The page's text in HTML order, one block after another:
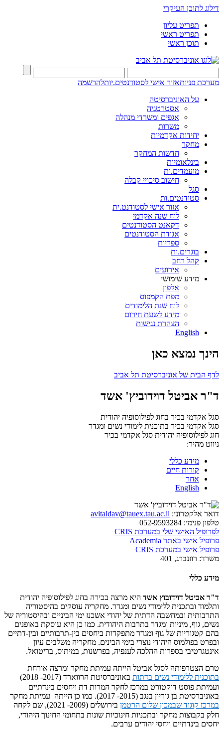
דילוג לתוכן העיקרי
תפריט עליון
תפריט ראשי
תוכן ראשי
מערכת פניותאזור אישי לסטודנטים.יותלהרשמה
על האוניברסיטה
אסטרטגיה
אגפים ומשרדי מנהלה
משרות
יחידות אקדמיות
מחקר
חדשות המחקר
בינלאומיות
מועמדים.ות
חישוב סיכויי קבלה
סגל
סטודנטים.ות
אזור אישי לסטודנט.ית
לוח שנה אקדמי
דקאנט הסטודנטים
אגודת הסטודנטים
ספריות
בוגרים.ות
קהל רחב
אירועים
מידע שימושי
אלפון
מפת הקמפוס
לוח שנת הלימודים
מידע לשעת חירום
הצהרת נגישות
English
הינך נמצא כאן
לדף הבית של אוניברסיטת תל אביב
ד"ר אביטל דוידוביץ' אשד
סגל אקדמי בכיר בחוג לפילוסופיה יהודית
סגל אקדמי בכיר בתוכנית לימודי נשים ומגדר
חוג לפילוסופיה יהודית סגל אקדמי בכיר
ניווט מהיר:
מידע כללי
קורות חיים
אחר
English
דואר אלקטרוני: avitaldav@tauex.tau.ac.il
טלפון פנימי:
לפרופיל האישי שלי במערכת CRIS
פרופיל אישי באתר Academia
פרופיל אישי במערכת CRIS
משרד: רוזנברג, 401
מידע כללי
ד"ר אביטל דוידובוץ אשד היא מרצה בכירה בחוג לפילוסופיה יהודית
ותלמוד ובתכנית ללימודי נשים ומגדר. מחקריה עוסקים בהיסטוריה
התרבותית ובמחשבה הדתית של יהודי אשכנז ימי הביניים ובהיסטוריה של
נשים, גוף, מיניות ומגדר בתרבות היהודית. כמו כן היא עוסקת באופנים
בהם קטגוריות של גוף ומגדר מתפקדות ביחסים בין-תרבותיים ובין-דתיים
ובפרט בפולמוס היהודי נוצרי בימי הבינים. מחקריה משלבים עיון
אינטגרטיבי בספרות ההלכה לענפיה, בפרשנות, במיתוס, בריטואל.
טרם הצטרפותה לסגל אביטל הייתה עמיתת מחקר ומרצה אורחת
בתוכנית ללימודי נשים בדתות
באוניברסיטת הרווארד (2017- 2018)
ועמיתת פוסט דוקטורט במרכז לחקר המרות דת ויחסים בינדתיים
באוניברסיטת בן גוריון בנגב (2015- 2017). כמו כן הייתה עמיתת מחקר
במרכז קוגוד שבמכון שלום הרטמן
בירושלים (2009- 2021), שם לקחה
חלק בקבוצות מחקר ובתכניות חינוכיות שונות בתחומי החינוך היהודי,
יחסים בינדתיים ויחסי יהודים ערבים.